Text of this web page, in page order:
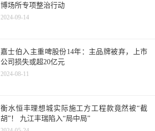
博场所专项整治行动
2024-09-14
嘉士伯入主重啤股份14年：主品牌被弃，上市
公司损失或超20亿元
2024-08-11
衡水恒丰理想城实际施工方工程款竟然被“截
胡”！ 九江丰瑞陷入“局中局”